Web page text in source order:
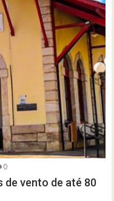
0
de vento de até 80